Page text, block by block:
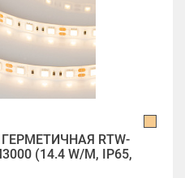
RTW-
(14.4 W/M, IP65,